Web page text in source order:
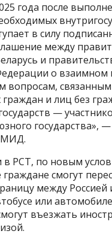
года после
в силу
между
и
о взаимном
вопросам,
и лиц без
—
государства»,
МИД.
в РСТ, по новым
смогут
между Россией
или
въезжать